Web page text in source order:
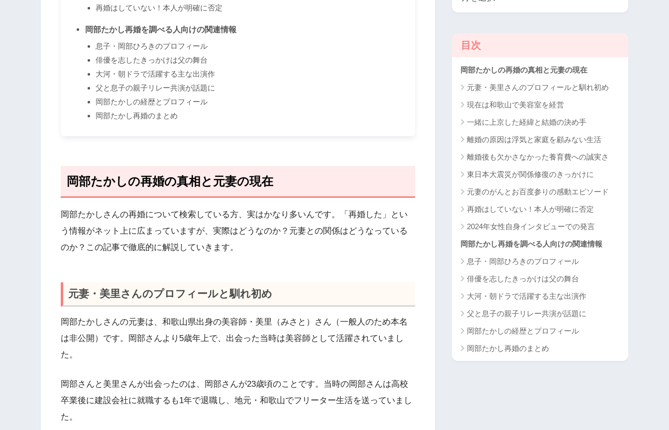
再婚はしていない！本人が明確に否定
岡部たかし再婚を調べる人向けの関連情報
息子・岡部ひろきのプロフィール
俳優を志したきっかけは父の舞台
大河・朝ドラで活躍する主な出演作
父と息子の親子リレー共演が話題に
岡部たかしの経歴とプロフィール
岡部たかし再婚のまとめ
岡部たかしの再婚の真相と元妻の現在
岡部たかしさんの再婚について検索している方、実はかなり多いんです。「再婚した」とい
う情報がネット上に広まっていますが、実際はどうなのか？元妻との関係はどうなっている
のか？この記事で徹底的に解説していきます。
元妻・美里さんのプロフィールと馴れ初め
岡部たかしさんの元妻は、和歌山県出身の美容師・美里（みさと）さん（一般人のため本名
は非公開）です。岡部さんより5歳年上で、出会った当時は美容師として活躍されていまし
た。
岡部さんと美里さんが出会ったのは、岡部さんが23歳頃のことです。当時の岡部さんは高校
卒業後に建設会社に就職するも1年で退職し、地元・和歌山でフリーター生活を送っていまし
た。
目次
岡部たかしの再婚の真相と元妻の現在
元妻・美里さんのプロフィールと馴れ初め
現在は和歌山で美容室を経営
一緒に上京した経緯と結婚の決め手
離婚の原因は浮気と家庭を顧みない生活
離婚後も欠かさなかった養育費への誠実さ
東日本大震災が関係修復のきっかけに
元妻のがんとお百度参りの感動エピソード
再婚はしていない！本人が明確に否定
2024年女性自身インタビューでの発言
岡部たかし再婚を調べる人向けの関連情報
息子・岡部ひろきのプロフィール
俳優を志したきっかけは父の舞台
大河・朝ドラで活躍する主な出演作
父と息子の親子リレー共演が話題に
岡部たかしの経歴とプロフィール
岡部たかし再婚のまとめ